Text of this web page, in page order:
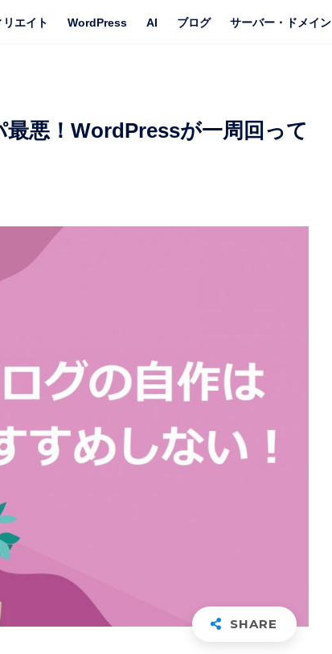
リエイト WordPress AI ブログ サーバー・ドメイン
最悪！WordPressが一周回って